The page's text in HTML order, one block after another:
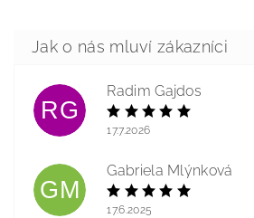
RG
Radim Gajdos
17.7.2026
GM
Gabriela Mlýnková
17.6.2025